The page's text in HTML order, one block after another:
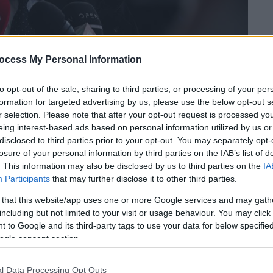
My Personal Information
opt-out of the sale, sharing to third parties, or processing of your
for targeted advertising by us, please use the below opt-out
selection. Please note that after your opt-out request is processed
interest-based ads based on personal information utilized by us
to third parties prior to your opt-out. You may separately
of your personal information by third parties on the IAB’s list of
This information may also be disclosed by us to third parties on the
Participants that may further disclose it to other third parties.
that this website/app uses one or more Google services and may
but not limited to your visit or usage behaviour. You may
to Google and its third-party tags to use your data for below
consent section.
Data Processing Opt Outs
το ΕΘΝΟΣ στη Google
Κούγιαςγνωστοποιεί πως πρόκειται να
εναντίον της ανακρίτριας που ανέλαβε
της ως άνω Ανακρίτριας με τους
και ανήθικους μάρτυρες
Αλέξη Κούγια: